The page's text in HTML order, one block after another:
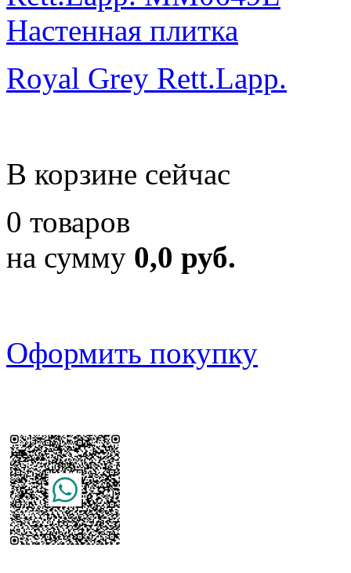
Royal Grey Rett.Lapp.
В корзине сейчас
0 товаров
на сумму 0,0 руб.
Оформить покупку